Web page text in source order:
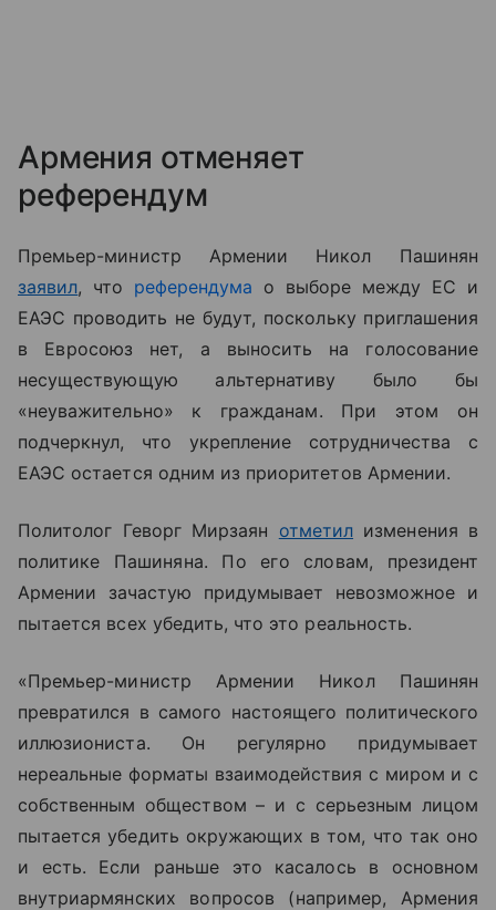
Армения отменяет
референдум
Премьер-министр Армении Никол Пашинян
заявил, что референдума о выборе между ЕС и
ЕАЭС проводить не будут, поскольку приглашения
в Евросоюз нет, а выносить на голосование
несуществующую альтернативу было бы
«неуважительно» к гражданам. При этом он
подчеркнул, что укрепление сотрудничества с
ЕАЭС остается одним из приоритетов Армении.
Политолог Геворг Мирзаян отметил изменения в
политике Пашиняна. По его словам, президент
Армении зачастую придумывает невозможное и
пытается всех убедить, что это реальность.
«Премьер-министр Армении Никол Пашинян
превратился в самого настоящего политического
иллюзиониста. Он регулярно придумывает
нереальные форматы взаимодействия с миром и с
собственным обществом – и с серьезным лицом
пытается убедить окружающих в том, что так оно
и есть. Если раньше это касалось в основном
внутриармянских вопросов (например, Армения